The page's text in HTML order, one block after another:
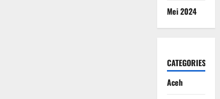
Mei 2024
CATEGORIES
Aceh